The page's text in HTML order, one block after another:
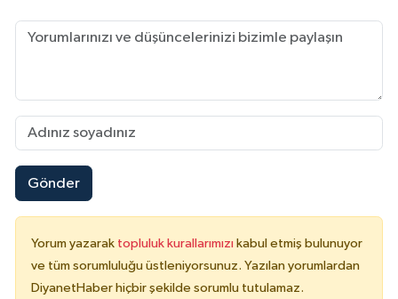
Gönder
Yorum yazarak topluluk kurallarımızı kabul etmiş bulunuyor
ve tüm sorumluluğu üstleniyorsunuz. Yazılan yorumlardan
DiyanetHaber hiçbir şekilde sorumlu tutulamaz.
Karaman Müftülüğü
Kastamonu Müftülüğü
Kırıkkale Müftülüğü